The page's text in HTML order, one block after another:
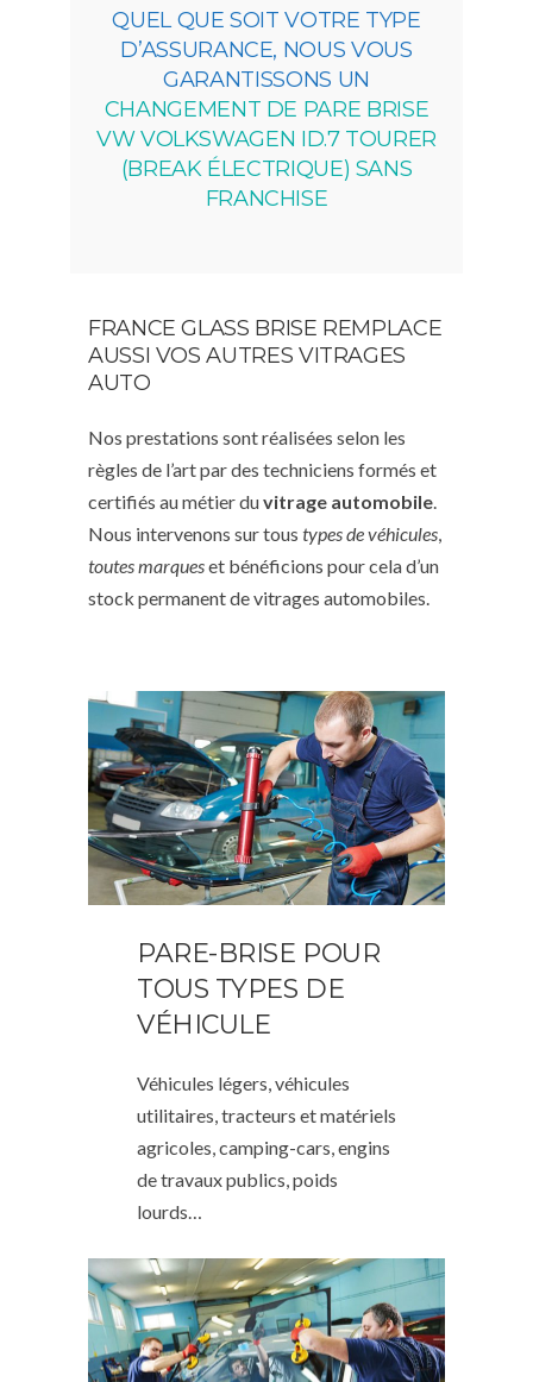
QUEL QUE SOIT VOTRE TYPE
D’ASSURANCE, NOUS VOUS
GARANTISSONS UN
CHANGEMENT DE PARE BRISE
VW VOLKSWAGEN ID.7 TOURER
(BREAK ÉLECTRIQUE) SANS
FRANCHISE
FRANCE GLASS BRISE REMPLACE
AUSSI VOS AUTRES VITRAGES
AUTO
Nos prestations sont réalisées selon les
règles de l’art par des techniciens formés et
certifiés au métier duvitrage automobile
Nous intervenons sur tous types de véhicules
toutes marqueset bénéficions pour cela d’un
stock permanent de vitrages automobiles.
PARE-BRISE POUR
TOUS TYPES DE
VÉHICULE
Véhicules légers, véhicules
utilitaires, tracteurs et matériels
agricoles, camping-cars, engins
de travaux publics, poids
lourds…